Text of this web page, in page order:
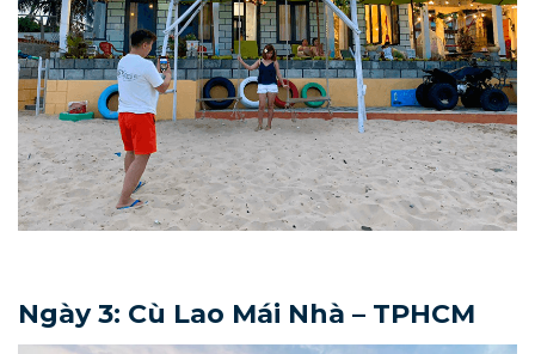
Ngày 3: Cù Lao Mái Nhà – TPHCM